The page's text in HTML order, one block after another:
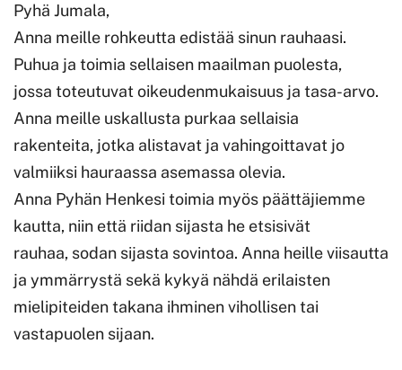
Pyhä Jumala,
Anna meille rohkeutta edistää sinun rauhaasi.
Puhua ja toimia sellaisen maailman puolesta,
jossa toteutuvat oikeudenmukaisuus ja tasa-arvo.
Anna meille uskallusta purkaa sellaisia
rakenteita, jotka alistavat ja vahingoittavat jo
valmiiksi hauraassa asemassa olevia.
Anna Pyhän Henkesi toimia myös päättäjiemme
kautta, niin että riidan sijasta he etsisivät
rauhaa, sodan sijasta sovintoa. Anna heille viisautta
ja ymmärrystä sekä kykyä nähdä erilaisten
mielipiteiden takana ihminen vihollisen tai
vastapuolen sijaan.